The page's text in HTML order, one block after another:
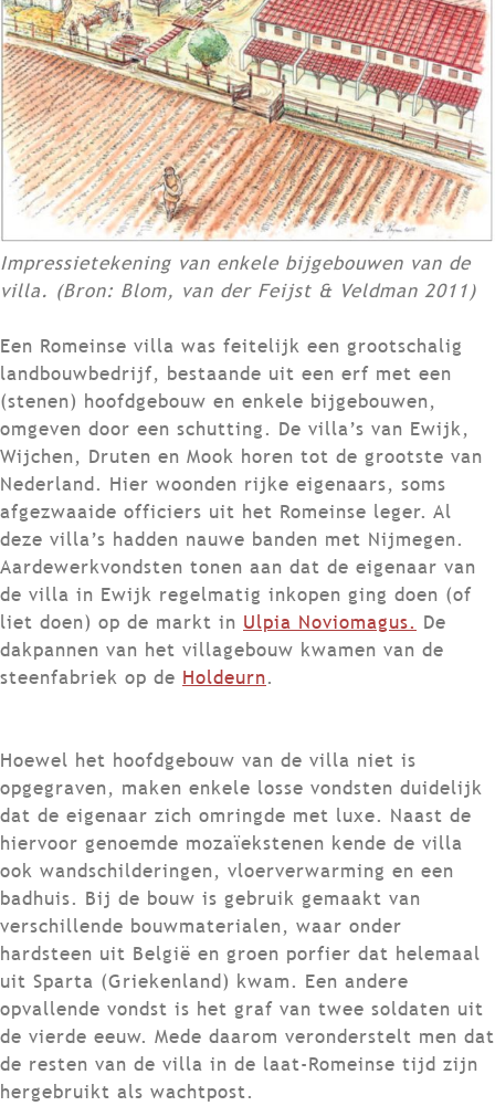
Impressietekening van enkele bijgebouwen van de
villa. (Bron: Blom, van der Feijst & Veldman 2011)
Een Romeinse villa was feitelijk een grootschalig
landbouwbedrijf, bestaande uit een erf met een
(stenen) hoofdgebouw en enkele bijgebouwen,
omgeven door een schutting. De villa’s van Ewijk,
Wijchen, Druten en Mook horen tot de grootste van
Nederland. Hier woonden rijke eigenaars, soms
afgezwaaide officiers uit het Romeinse leger. Al
deze villa’s hadden nauwe banden met Nijmegen.
Aardewerkvondsten tonen aan dat de eigenaar van
de villa in Ewijk regelmatig inkopen ging doen (of
liet doen) op de markt in Ulpia Noviomagus. De
dakpannen van het villagebouw kwamen van de
steenfabriek op de Holdeurn.
Hoewel het hoofdgebouw van de villa niet is
opgegraven, maken enkele losse vondsten duidelijk
dat de eigenaar zich omringde met luxe. Naast de
hiervoor genoemde mozaïekstenen kende de villa
ook wandschilderingen, vloerverwarming en een
badhuis. Bij de bouw is gebruik gemaakt van
verschillende bouwmaterialen, waar onder
hardsteen uit België en groen porfier dat helemaal
uit Sparta (Griekenland) kwam. Een andere
opvallende vondst is het graf van twee soldaten uit
de vierde eeuw. Mede daarom veronderstelt men dat
de resten van de villa in de laat-Romeinse tijd zijn
hergebruikt als wachtpost.